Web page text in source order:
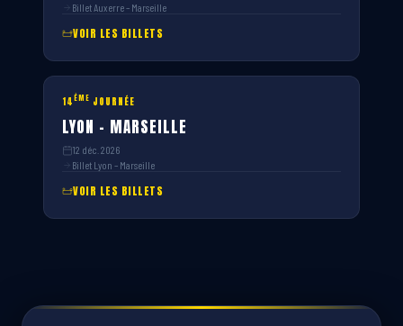
Billet Auxerre – Marseille
VOIR LES BILLETS
14ÈME JOURNÉE
LYON – MARSEILLE
12 déc. 2026
Billet Lyon – Marseille
VOIR LES BILLETS